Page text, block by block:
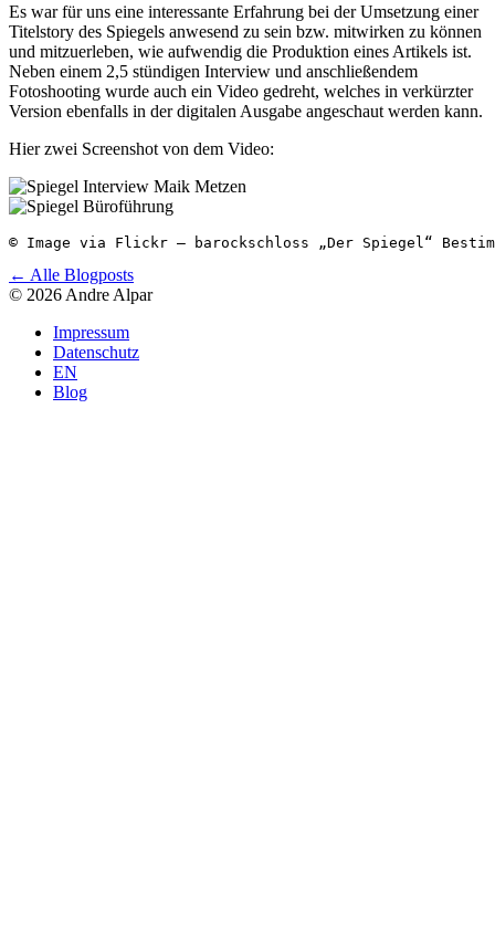
Es war für uns eine interessante Erfahrung bei der Umsetzung einer
Titelstory des Spiegels anwesend zu sein bzw. mitwirken zu können
und mitzuerleben, wie aufwendig die Produktion eines Artikels ist.
Neben einem 2,5 stündigen Interview und anschließendem
Fotoshooting wurde auch ein Video gedreht, welches in verkürzter
Version ebenfalls in der digitalen Ausgabe angeschaut werden kann.
Hier zwei Screenshot von dem Video:
← Alle Blogposts
© 2026 Andre Alpar
Impressum
Datenschutz
EN
Blog